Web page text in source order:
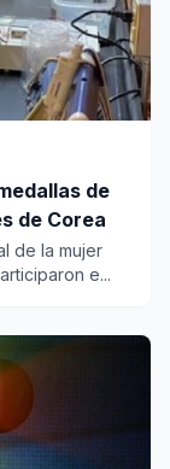
de
de Corea
de la mujer
e...